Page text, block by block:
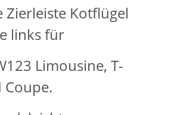
Zierleiste Kotflügel
links für
Limousine, T-